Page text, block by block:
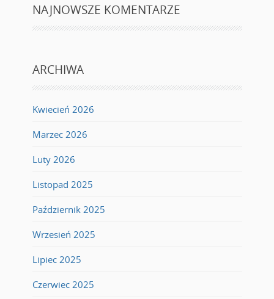
NAJNOWSZE KOMENTARZE
ARCHIWA
Kwiecień 2026
Marzec 2026
Luty 2026
Listopad 2025
Październik 2025
Wrzesień 2025
Lipiec 2025
Czerwiec 2025